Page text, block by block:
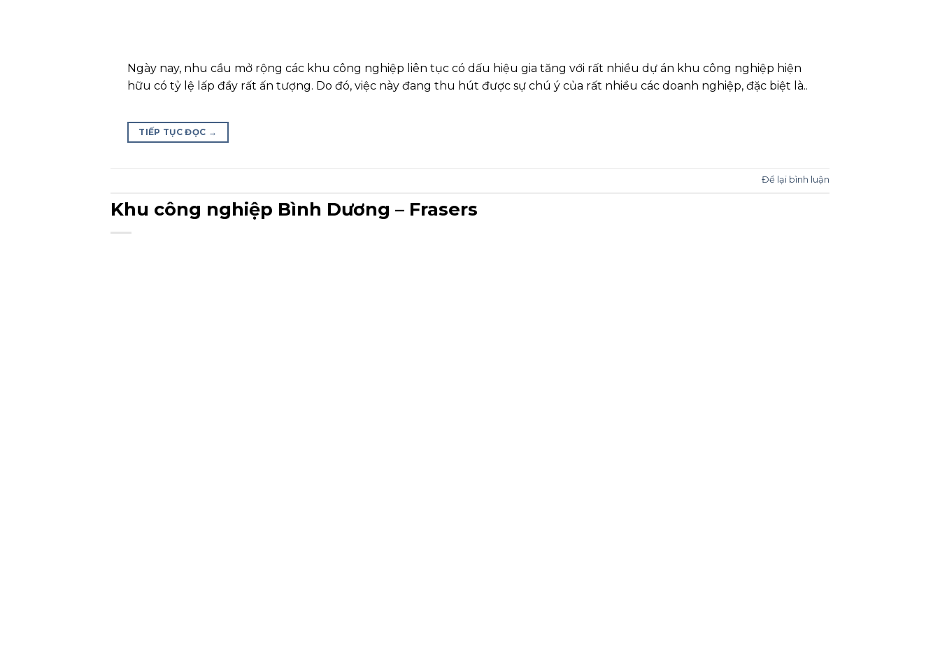
Ngày nay, nhu cầu mở rộng các khu công nghiệp liên tục có dấu hiệu gia tăng với rất nhiều dự án khu công nghiệp hiện
hữu có tỷ lệ lấp đầy rất ấn tượng. Do đó, việc này đang thu hút được sự chú ý của rất nhiều các doanh nghiệp, đặc biệt là..
TIẾP TỤC ĐỌC →
Để lại bình luận
Khu công nghiệp Bình Dương – Frasers